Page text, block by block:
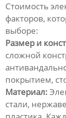
Стоимость
факторов,
выборе:
Размер и
сложной
покрытием,
Материал:
стали,